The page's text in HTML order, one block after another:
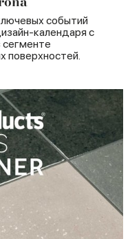
событий
календаря с
сегменте
поверхностей.